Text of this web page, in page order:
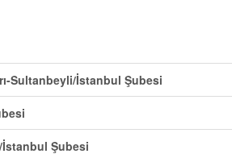
Sultanbeyli/İstanbul Şubesi
Şubesi